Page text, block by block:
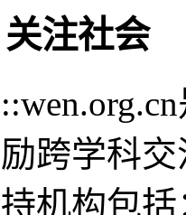
注社会
跨学科
机构包